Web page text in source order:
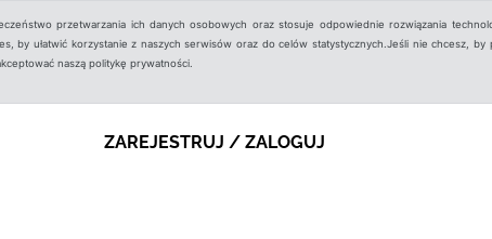
przetwarzania ich danych osobowych oraz stosuje odpowiednie rozwiązania
by ułatwić korzystanie z naszych serwisów oraz do celów statystycznych.Jeśli nie chcesz, by
naszą politykę prywatności.
ZAREJESTRUJ / ZALOGUJ